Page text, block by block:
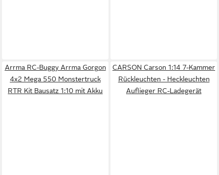
Arrma RC-Buggy Arrma Gorgon
4x2 Mega 550 Monstertruck
RTR Kit Bausatz 1:10 mit Akku
CARSON Carson 1:14 7-Kammer
Rückleuchten - Heckleuchten
Auflieger RC-Ladegerät